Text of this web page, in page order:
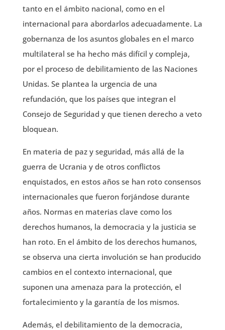
tanto en el ámbito nacional, como en el
internacional para abordarlos adecuadamente. La
gobernanza de los asuntos globales en el marco
multilateral se ha hecho más difícil y compleja,
por el proceso de debilitamiento de las Naciones
Unidas. Se plantea la urgencia de una
refundación, que los países que integran el
Consejo de Seguridad y que tienen derecho a veto
bloquean.
En materia de paz y seguridad, más allá de la
guerra de Ucrania y de otros conflictos
enquistados, en estos años se han roto consensos
internacionales que fueron forjándose durante
años. Normas en materias clave como los
derechos humanos, la democracia y la justicia se
han roto. En el ámbito de los derechos humanos,
se observa una cierta involución se han producido
cambios en el contexto internacional, que
suponen una amenaza para la protección, el
fortalecimiento y la garantía de los mismos.
Además, el debilitamiento de la democracia,